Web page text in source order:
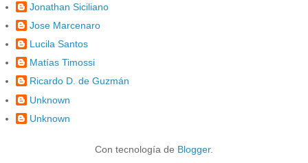
Jonathan Siciliano
Jose Marcenaro
Lucila Santos
Matías Timossi
Ricardo D. de Guzmán
Unknown
Unknown
Con tecnología de Blogger.